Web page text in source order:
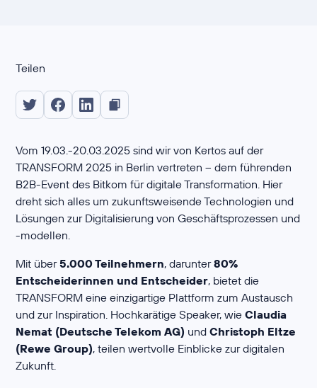
Teilen
Vom 19.03.-20.03.2025 sind wir von Kertos auf der
TRANSFORM 2025 in Berlin vertreten – dem führenden
B2B-Event des Bitkom für digitale Transformation. Hier
dreht sich alles um zukunftsweisende Technologien und
Lösungen zur Digitalisierung von Geschäftsprozessen und
-modellen.
Mit über5.000 Teilnehmern, darunter80%
Entscheiderinnen und Entscheider, bietet die
TRANSFORM eine einzigartige Plattform zum Austausch
und zur Inspiration. Hochkarätige Speaker, wieClaudia
Nemat (Deutsche Telekom AG) undChristoph Eltze
(Rewe Group), teilen wertvolle Einblicke zur digitalen
Zukunft.